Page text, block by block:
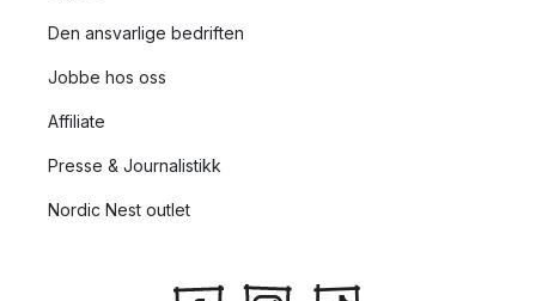
Den ansvarlige bedriften
Jobbe hos oss
Affiliate
Presse & Journalistikk
Nordic Nest outlet